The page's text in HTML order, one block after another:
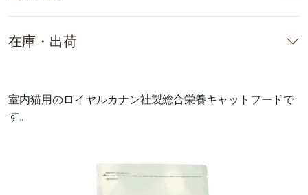
在庫・出荷
室内猫用のロイヤルカナン社製総合栄養キャットフードで
す。